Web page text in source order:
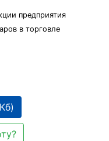
предприятия
в торговле